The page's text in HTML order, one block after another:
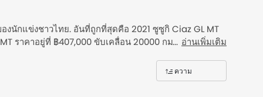
งนักแข่งชาวไทย. อันที่ถูกที่สุดคือ 2021 ซูซูกิ Ciaz GL MT
ราคาอยู่ที่ ฿407,000 ขับเคลื่อน 20000 กม. รับข้อเสนอ
อ่านเพิ่มเติม
ความ